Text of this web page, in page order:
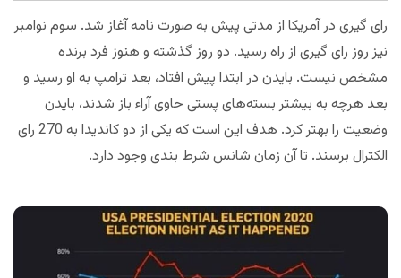
رای گیری در آمریکا از مدتی پیش به صورت نامه آغاز شد. سوم نوامبر
نیز روز رای گیری از راه رسید. دو روز گذشته و هنوز فرد برنده
مشخص نیست. بایدن در ابتدا پیش افتاد، بعد ترامپ به او رسید و
بعد هرچه به بیشتر بسته‌های پستی حاوی آراء باز شدند، بایدن
وضعیت را بهتر کرد. هدف این است که یکی از دو کاندیدا به 270 رای
الکترال برسند. تا آن زمان شانس شرط بندی وجود دارد.